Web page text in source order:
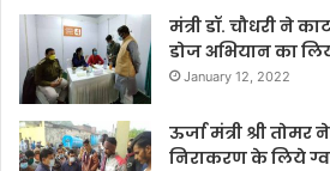
मंत्री डॉ. चौधरी ने
डोज अभियान का
January 12, 2022
ऊर्जा मंत्री श्री
निराकरण के लिये